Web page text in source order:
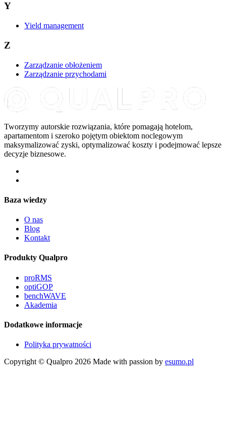
Y
Yield management
Z
Zarządzanie obłożeniem
Zarządzanie przychodami
Tworzymy autorskie rozwiązania, które pomagają hotelom,
apartamentom i szeroko pojętym obiektom noclegowym
maksymalizować zyski, optymalizować koszty i podejmować lepsze
decyzje biznesowe.
Baza wiedzy
O nas
Blog
Kontakt
Produkty Qualpro
proRMS
optiGOP
benchWAVE
Akademia
Dodatkowe informacje
Polityka prywatności
Copyright © Qualpro 2026 Made with passion by esumo.pl